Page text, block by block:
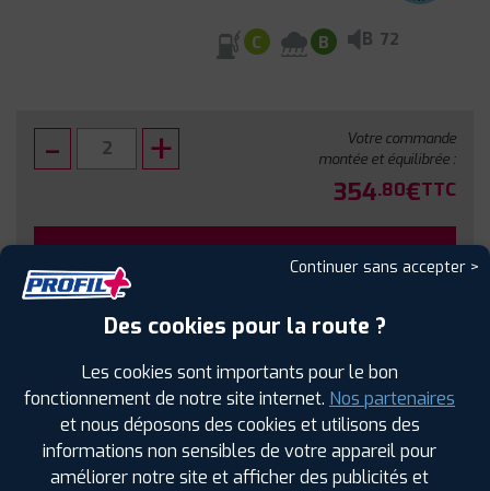
C B B 72
Votre commande
montée et équilibrée :
354.80€TTC
Sous réserve de disponibilité en agence
SPÉCIFICATIONS AVIS CLIENTS ÉTIQUETAGE
Continuer sans accepter >
Des cookies pour la route ?
Les cookies sont importants pour le bon
fonctionnement de notre site internet. Nos partenaires
et nous déposons des cookies et utilisons des
informations non sensibles de votre appareil pour
améliorer notre site et afficher des publicités et